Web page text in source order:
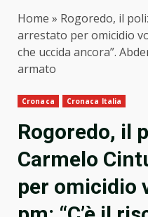
Home » Rogoredo, il
arrestato per omicidio
che uccida ancora”.
armato
Cronaca Cronaca Italia
Rogoredo, il
Carmelo
per omicidio